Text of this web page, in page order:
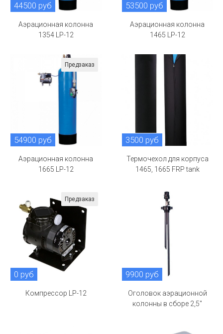
44500 руб
Аэрационная колонна
1354 LP-12
53500 руб
Аэрационная колонна
1465 LP-12
Предзаказ
54900 руб
Аэрационная колонна
1665 LP-12
3500 руб
Термочехол для корпуса
1465, 1665 FRP tank
Предзаказ
0 руб
Компрессор LP-12
9900 руб
Оголовок аэрационной
колонны в сборе 2,5"